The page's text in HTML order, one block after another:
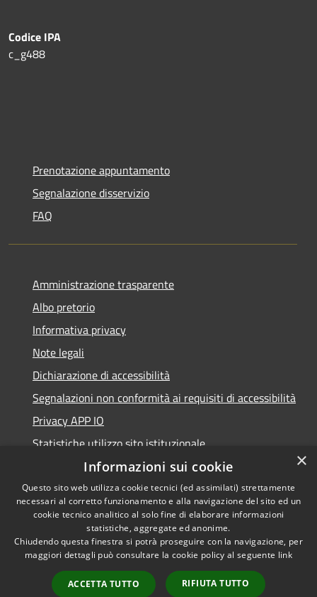
Codice IPA
c_g488
Prenotazione appuntamento
Segnalazione disservizio
FAQ
Amministrazione trasparente
Albo pretorio
Informativa privacy
Note legali
Dichiarazione di accessibilità
Segnalazioni non conformità ai requisiti di accessibilità
Privacy APP IO
Statistiche utilizzo sito istituzionale
Qualità dei Servizi Comunali
RSS
Accessibilità
Copyright © 2023 •
Città di Peschiera
Borromeo •
Powered byMunicipium
×
Informazioni sui cookie
Questo sito web utilizza cookie tecnici (ed assimilati) strettamente
necessari al corretto funzionamento e alla navigazione del sito ed un
cookie tecnico analitico al solo fine di elaborare informazioni
statistiche, aggregate ed anonime.
Chiudendo questa finestra si potrà proseguire con la navigazione, per
maggiori dettagli può consultare la cookie policy al seguente link
ACCETTA TUTTO RIFIUTA TUTTO